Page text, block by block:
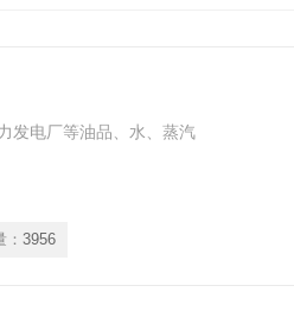
发电厂等油品、水、蒸汽
3956